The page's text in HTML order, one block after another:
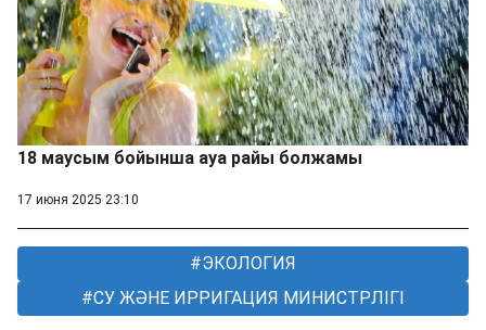
18 маусым бойынша ауа райы болжамы
17 июня 2025 23:10
ЭКОЛОГИЯ
СУ ЖӘНЕ ИРРИГАЦИЯ МИНИСТРЛІГІ